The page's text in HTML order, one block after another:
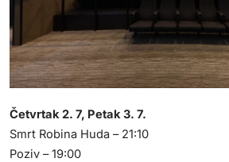
Četvrtak 2. 7, Petak 3. 7.
Smrt Robina Huda – 21:10
Poziv – 19:00